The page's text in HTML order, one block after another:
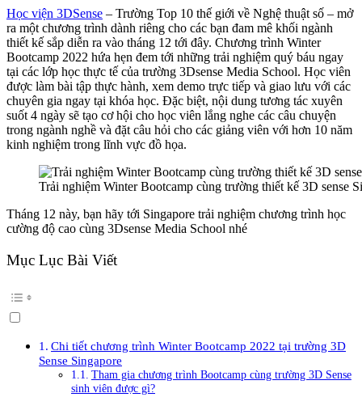
Học viện 3DSense – Trường Top 10 thế giới về Nghệ thuật số – mở
ra một chương trình dành riêng cho các bạn đam mê khối ngành
thiết kế sắp diễn ra vào tháng 12 tới đây. Chương trình Winter
Bootcamp 2022 hứa hẹn đem tới những trải nghiệm quý báu ngay
tại các lớp học thực tế của trường 3Dsense Media School. Học viên
được làm bài tập thực hành, xem demo trực tiếp và giao lưu với các
chuyên gia ngay tại khóa học. Đặc biệt, nội dung tương tác xuyên
suốt 4 ngày sẽ tạo cơ hội cho học viên lắng nghe các câu chuyện
trong ngành nghề và đặt câu hỏi cho các giảng viên với hơn 10 năm
kinh nghiệm trong lĩnh vực đồ họa.
Trải nghiệm Winter Bootcamp cùng trường thiết kế 3D sense
Tháng 12 này, bạn hãy tới Singapore trải nghiệm chương trình học
cường độ cao cùng 3Dsense Media School nhé
Mục Lục Bài Viết
Chi tiết chương trình Winter Bootcamp 2022 tại trường 3D
Sense Singapore
Tham gia chương trình Bootcamp cùng trường 3D Sense
sinh viên được gì?